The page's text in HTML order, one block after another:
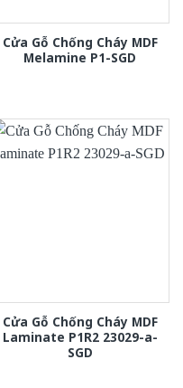
Cửa Gỗ Chống Cháy MDF
Melamine P1-SGD
Cửa Gỗ Chống Cháy MDF
Laminate P1R2 23029-a-
SGD